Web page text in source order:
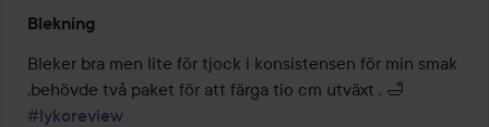
4
av
5
Blekning
Bleker bra men lite för tjock i konsistensen för min smak
#lykoreview